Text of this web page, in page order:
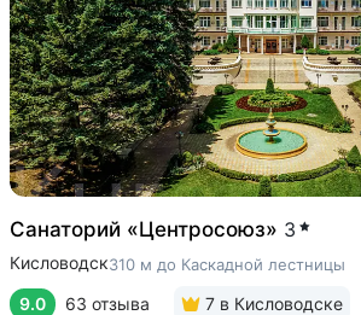
Санаторий «Центросоюз» 3
Кисловодск310 м до Каскадной лестницы
9.0 63 отзыва 7 в Кисловодске